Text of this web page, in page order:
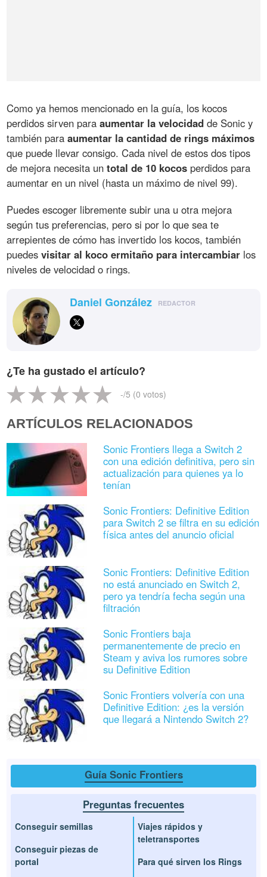
Como ya hemos mencionado en la guía, los kocos
perdidos sirven paraaumentar la velocidad de Sonic y
también paraaumentar la cantidad de rings máximos
que puede llevar consigo. Cada nivel de estos dos tipos
de mejora necesita untotal de 10 kocos perdidos para
aumentar en un nivel (hasta un máximo de nivel 99).
Puedes escoger libremente subir una u otra mejora
según tus preferencias, pero si por lo que sea te
arrepientes de cómo has invertido los kocos, también
puedesvisitar al koco ermitaño para intercambiar los
niveles de velocidad o rings.
Daniel González REDACTOR
¿Te ha gustado el artículo?
-/5 (0 votos)
ARTÍCULOS RELACIONADOS
Sonic Frontiers llega a Switch 2
con una edición definitiva, pero sin
actualización para quienes ya lo
tenían
Sonic Frontiers: Definitive Edition
para Switch 2 se filtra en su edición
física antes del anuncio oficial
Sonic Frontiers: Definitive Edition
no está anunciado en Switch 2,
pero ya tendría fecha según una
filtración
Sonic Frontiers baja
permanentemente de precio en
Steam y aviva los rumores sobre
su Definitive Edition
Sonic Frontiers volvería con una
Definitive Edition: ¿es la versión
que llegará a Nintendo Switch 2?
Guía Sonic Frontiers
Preguntas frecuentes
Conseguir semillas
Conseguir piezas de
portal
Viajes rápidos y
teletransportes
Para qué sirven los Rings